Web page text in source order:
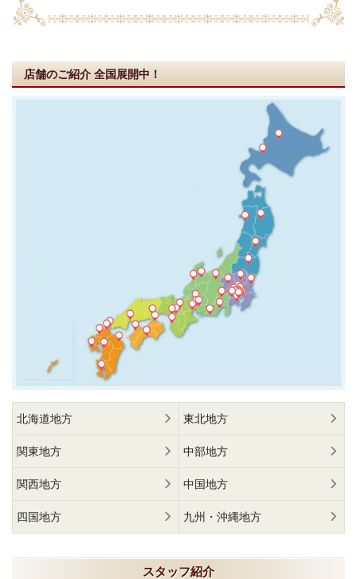
店舗のご紹介 全国展開中！
北海道地方 東北地方
関東地方 中部地方
関西地方 中国地方
四国地方 九州・沖縄地方
スタッフ紹介